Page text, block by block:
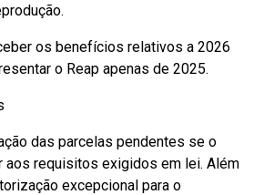
os benefícios relativos a 2026
o Reap apenas de 2025.
das parcelas pendentes se o
aos requisitos exigidos em lei. Além
excepcional para o